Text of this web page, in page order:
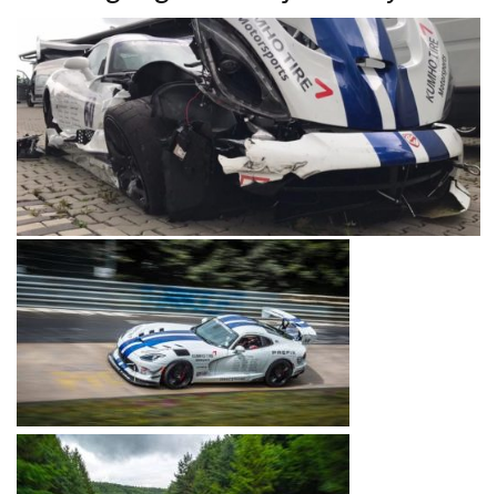
Kalkulatory
Przelicznik mocy
Auto z niemiec
Galerie